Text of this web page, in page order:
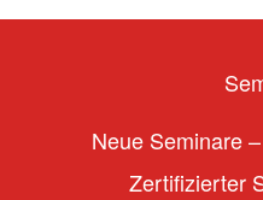
Neue Seminare
Zertifizierter